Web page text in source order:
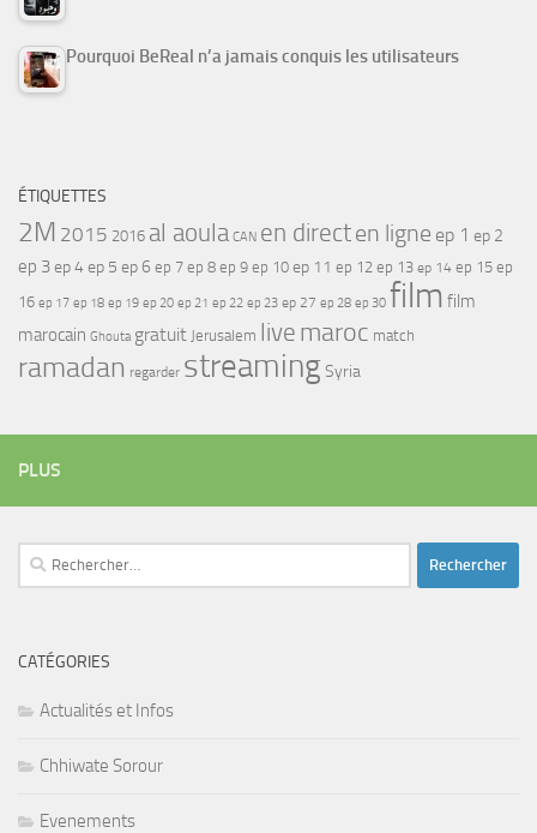
Pourquoi BeReal n’a jamais conquis les utilisateurs
ÉTIQUETTES
2M 2015 2016 al aoula CAN en directen ligne ep 1 ep 2
ep 3ep 4ep 5 ep 6 ep 7 ep 8 ep 9 ep 10 ep 11 ep 12 ep 13 ep 14 ep 15 ep
16 ep 17 ep 18 ep 19 ep 20 ep 21 ep 22 ep 23 ep 27 ep 28 ep 30 film film
marocain Ghouta gratuit Jerusalem live maroc match
ramadan regarder streamingSyria
PLUS
Rechercher :
CATÉGORIES
Actualités et Infos
Chhiwate Sorour
Evenements